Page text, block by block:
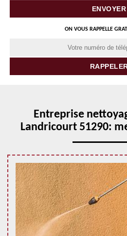
ON VOUS RAPPELLE
Entreprise
Landricourt 51290: